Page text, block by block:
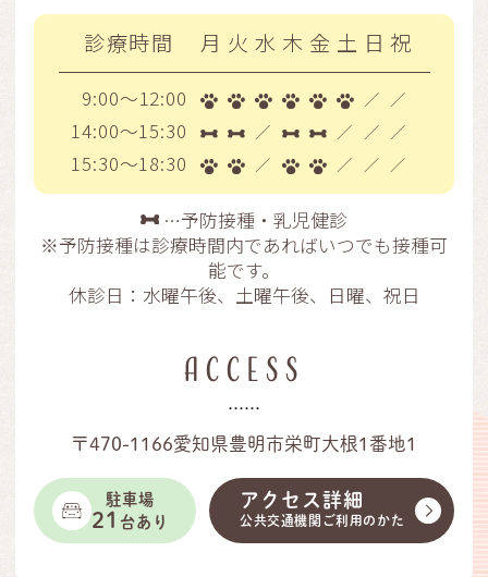
ダウンロードはこちら
2026.06.25
ホームページをリニューアルしまし
た、今後ともよろしくお願いいたしま
診療時間 月 火 水 木 金 土 日 祝
9:00～12:00 ／ ／
14:00～15:30 ／ ／ ／ ／
15:30～18:30 ／ ／ ／ ／
…予防接種・乳児健診
※予防接種は診療時間内であればいつでも接種可
能です。
休診日：水曜午後、土曜午後、日曜、祝日
ACCESS
〒470-1166愛知県豊明市栄町大根1番地1
駐車場
21台あり
アクセス詳細
公共交通機関ご利用のかた